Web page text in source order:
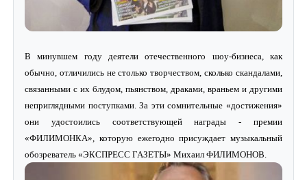
В минувшем году деятели отечественного шоу-бизнеса, как
обычно, отличились не столько творчеством, сколько скандалами,
связанными с их блудом, пьянством, драками, враньем и другими
неприглядными поступками. За эти сомнительные «достижения»
они удостоились соответствующей награды - премии
«ФИЛИМОНКА», которую ежегодно присуждает музыкальный
обозреватель «ЭКСПРЕСС ГАЗЕТЫ» Михаил ФИЛИМОНОВ.